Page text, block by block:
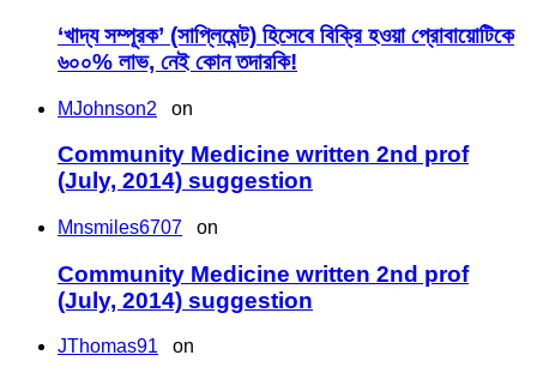
‘খাদ্য সম্পূরক’ (সাপ্লিমেন্ট) হিসেবে বিক্রি হওয়া প্রোবায়োটিকে
৬০০% লাভ, নেই কোন তদারকি!
MJohnson2 on
Community Medicine written 2nd prof
(July, 2014) suggestion
Mnsmiles6707 on
Community Medicine written 2nd prof
(July, 2014) suggestion
JThomas91 on